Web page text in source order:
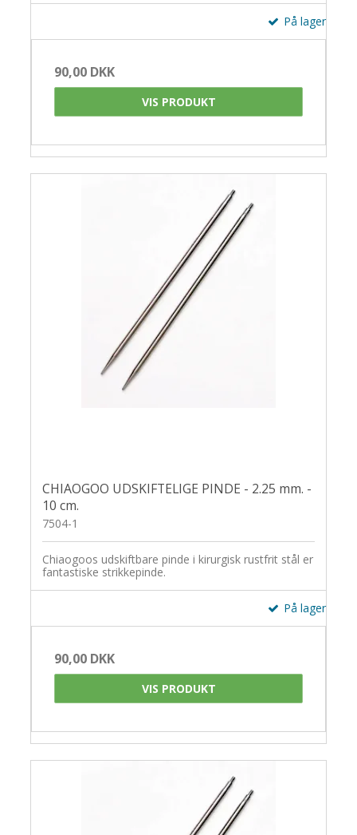
På lager
90,00 DKK
VIS PRODUKT
CHIAOGOO UDSKIFTELIGE PINDE - 2.25 mm. -
10 cm.
7504-1
Chiaogoos udskiftbare pinde i kirurgisk rustfrit stål er
fantastiske strikkepinde.
På lager
90,00 DKK
VIS PRODUKT